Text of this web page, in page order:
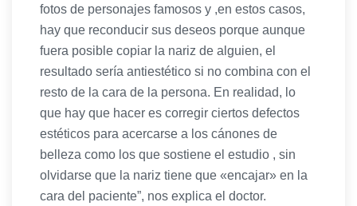
fotos de personajes famosos y ,en estos casos,
hay que reconducir sus deseos porque aunque
fuera posible copiar la nariz de alguien, el
resultado sería antiestético si no combina con el
resto de la cara de la persona. En realidad, lo
que hay que hacer es corregir ciertos defectos
estéticos para acercarse a los cánones de
belleza como los que sostiene el estudio , sin
olvidarse que la nariz tiene que «encajar» en la
cara del paciente”, nos explica el doctor.